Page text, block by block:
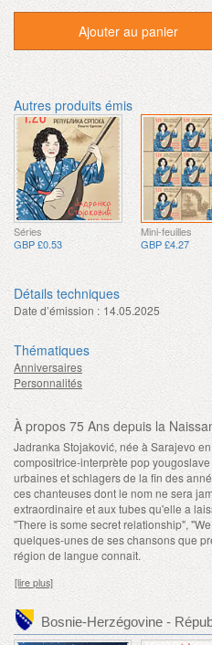
Ajouter au panier
Autres produits émis
Séries
GBP £0.53
Mini-feuilles
GBP £4.27
Détails techniques
Date d’émission : 14.05.2025
Thématiques
Anniversaires
Personnalités
À propos 75 Ans depuis la
Jadranka Stojaković, née à Sarajevo
compositrice-interprète pop
urbaines et schlagers de la fin des
ces chanteuses dont le nom ne sera
extraordinaire et aux tubes qu'elle a
"There is some secret relationship",
quelques-unes de ses chansons que
région de langue connaît.
[lire plus]